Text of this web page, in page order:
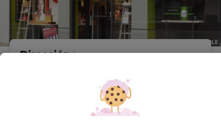
Dirección :
SHOPPING. LOCAL 0-12.